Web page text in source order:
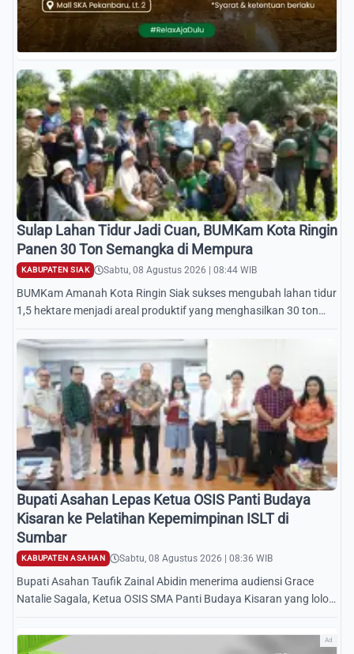
Sulap Lahan Tidur Jadi Cuan, BUMKam Kota Ringin
Panen 30 Ton Semangka di Mempura
KABUPATEN SIAK Sabtu, 08 Agustus 2026 | 08:44 WIB
BUMKam Amanah Kota Ringin Siak sukses mengubah lahan tidur
1,5 hektare menjadi areal produktif yang menghasilkan 30 ton
Bupati Asahan Lepas Ketua OSIS Panti Budaya
Kisaran ke Pelatihan Kepemimpinan ISLT di
Sumbar
KABUPATEN ASAHAN Sabtu, 08 Agustus 2026 | 08:36 WIB
Bupati Asahan Taufik Zainal Abidin menerima audiensi Grace
Natalie Sagala, Ketua OSIS SMA Panti Budaya Kisaran yang lolos
Ad